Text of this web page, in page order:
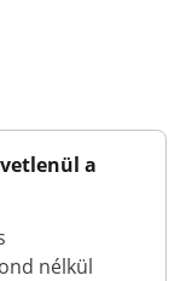
a
nélkül